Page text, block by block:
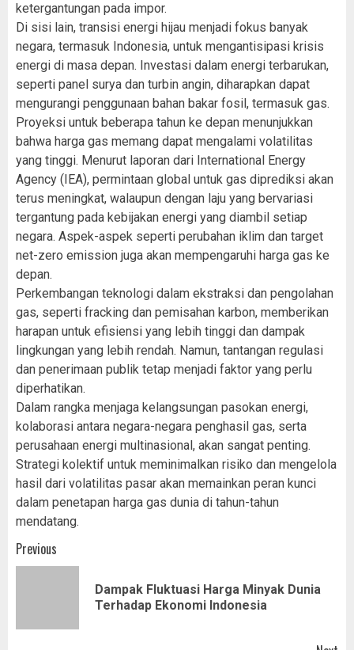
ketergantungan pada impor.
Di sisi lain, transisi energi hijau menjadi fokus banyak
negara, termasuk Indonesia, untuk mengantisipasi krisis
energi di masa depan. Investasi dalam energi terbarukan,
seperti panel surya dan turbin angin, diharapkan dapat
mengurangi penggunaan bahan bakar fosil, termasuk gas.
Proyeksi untuk beberapa tahun ke depan menunjukkan
bahwa harga gas memang dapat mengalami volatilitas
yang tinggi. Menurut laporan dari International Energy
Agency (IEA), permintaan global untuk gas diprediksi akan
terus meningkat, walaupun dengan laju yang bervariasi
tergantung pada kebijakan energi yang diambil setiap
negara. Aspek-aspek seperti perubahan iklim dan target
net-zero emission juga akan mempengaruhi harga gas ke
depan.
Perkembangan teknologi dalam ekstraksi dan pengolahan
gas, seperti fracking dan pemisahan karbon, memberikan
harapan untuk efisiensi yang lebih tinggi dan dampak
lingkungan yang lebih rendah. Namun, tantangan regulasi
dan penerimaan publik tetap menjadi faktor yang perlu
diperhatikan.
Dalam rangka menjaga kelangsungan pasokan energi,
kolaborasi antara negara-negara penghasil gas, serta
perusahaan energi multinasional, akan sangat penting.
Strategi kolektif untuk meminimalkan risiko dan mengelola
hasil dari volatilitas pasar akan memainkan peran kunci
dalam penetapan harga gas dunia di tahun-tahun
mendatang.
Post
navigation
Previous
Dampak Fluktuasi Harga Minyak Dunia
Terhadap Ekonomi Indonesia